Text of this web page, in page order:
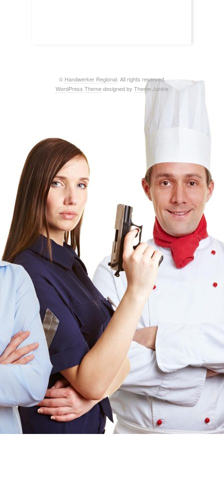
© Handwerker Regional. All rights reserved.
WordPress Themedesigned by Theme Junkie